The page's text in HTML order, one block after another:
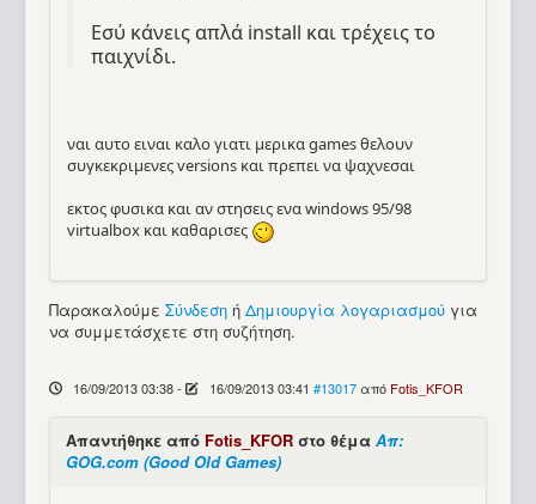
Εσύ κάνεις απλά install και τρέχεις το
παιχνίδι.
ναι αυτο ειναι καλο γιατι μερικα games θελουν
συγκεκριμενες versions και πρεπει να ψαχνεσαι
εκτος φυσικα και αν στησεις ενα windows 95/98
virtualbox και καθαρισες
Παρακαλούμε Σύνδεση ή Δημιουργία λογαριασμού για
να συμμετάσχετε στη συζήτηση.
16/09/2013 03:38- 16/09/2013 03:41 #13017 από Fotis_KFOR
Απαντήθηκε από Fotis_KFOR στο θέμα Απ:
GOG.com (Good Old Games)